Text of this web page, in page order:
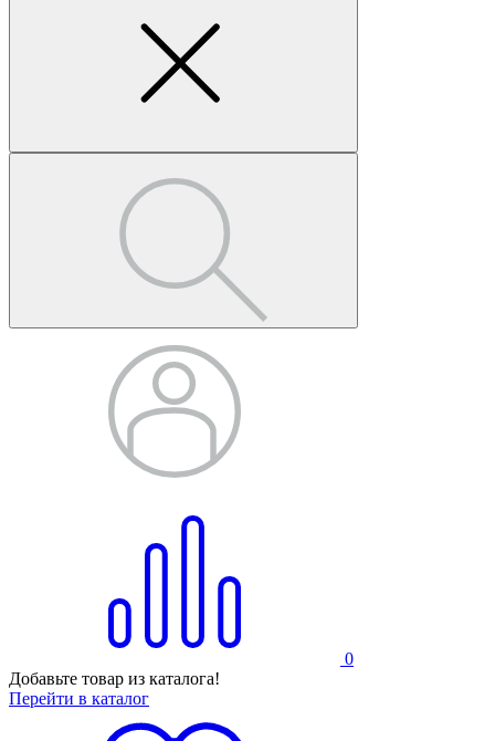
0
Добавьте товар из каталога!
Перейти в каталог